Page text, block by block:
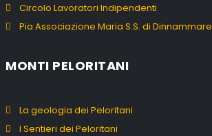
Circolo Lavoratori Indipendenti
Pia Associazione Maria S.S. di Dinnammare
MONTI PELORITANI
La geologia dei Peloritani
I Sentieri dei Peloritani